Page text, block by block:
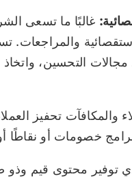
غالبًا ما تسعى
والمراجعات.
التحسين، واتخاذ
والمكافآت تحفيز
خصومات أو نقاطًا أو
توفير محتوى قيم وذو